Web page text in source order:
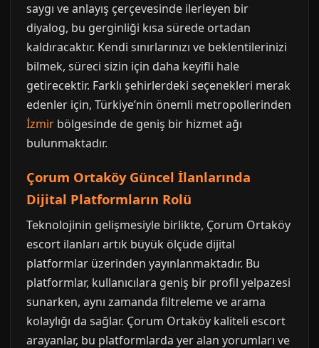
saygı ve anlayış çerçevesinde ilerleyen bir
diyalog, bu gerginliği kısa sürede ortadan
kaldıracaktır. Kendi sınırlarınızı ve beklentilerinizi
bilmek, süreci sizin için daha keyifli hale
getirecektir. Farklı şehirlerdeki seçenekleri merak
edenler için, Türkiye’nin önemli metropollerinden
İzmir bölgesinde de geniş bir hizmet ağı
bulunmaktadır.
Çorum Ortaköy Güncel İlanlarında
Dijital Platformların Rolü
Teknolojinin gelişmesiyle birlikte, Çorum Ortaköy
escort ilanları artık büyük ölçüde dijital
platformlar üzerinden yayınlanmaktadır. Bu
platformlar, kullanıcılara geniş bir profil yelpazesi
sunarken, aynı zamanda filtreleme ve arama
kolaylığı da sağlar. Çorum Ortaköy kaliteli escort
arayanlar, bu platformlarda yer alan yorumları ve